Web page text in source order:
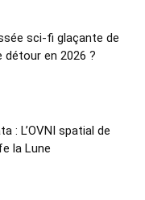
sci-fi glaçante de
détour en 2026 ?
: L’OVNI spatial de
la Lune